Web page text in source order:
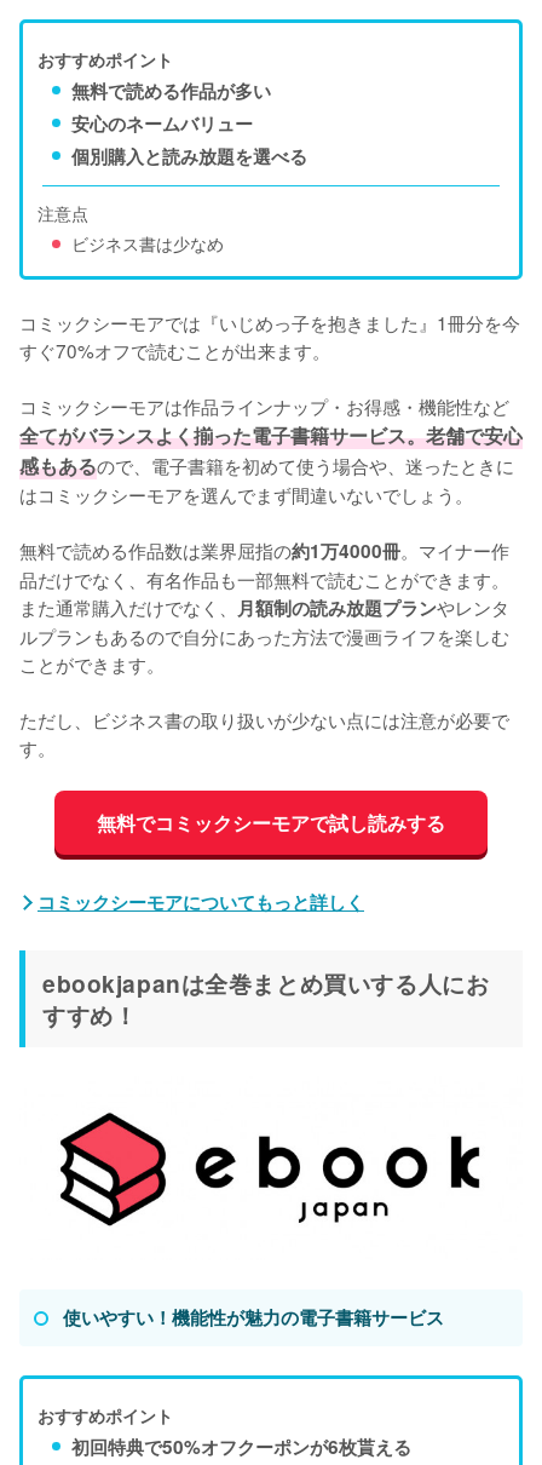
おすすめポイント
無料で読める作品が多い
安心のネームバリュー
個別購入と読み放題を選べる
注意点
ビジネス書は少なめ
コミックシーモアでは『いじめっ子を抱きました』1冊分を今
すぐ70%オフで読むことが出来ます。
コミックシーモアは作品ラインナップ・お得感・機能性など
全てがバランスよく揃った電子書籍サービス。老舗で安心
感もあるので、電子書籍を初めて使う場合や、迷ったときに
はコミックシーモアを選んでまず間違いないでしょう。
無料で読める作品数は業界屈指の約1万4000冊。マイナー作
品だけでなく、有名作品も一部無料で読むことができます。
また通常購入だけでなく、 月額制の読み放題プランやレンタ
ルプランもあるので自分にあった方法で漫画ライフを楽しむ
ことができます。
ただし、ビジネス書の取り扱いが少ない点には注意が必要で
す。
無料でコミックシーモアで試し読みする
コミックシーモアについてもっと詳しく
ebookjapanは全巻まとめ買いする人にお
すすめ！
使いやすい！機能性が魅力の電子書籍サービス
おすすめポイント
初回特典で50%オフクーポンが6枚貰える